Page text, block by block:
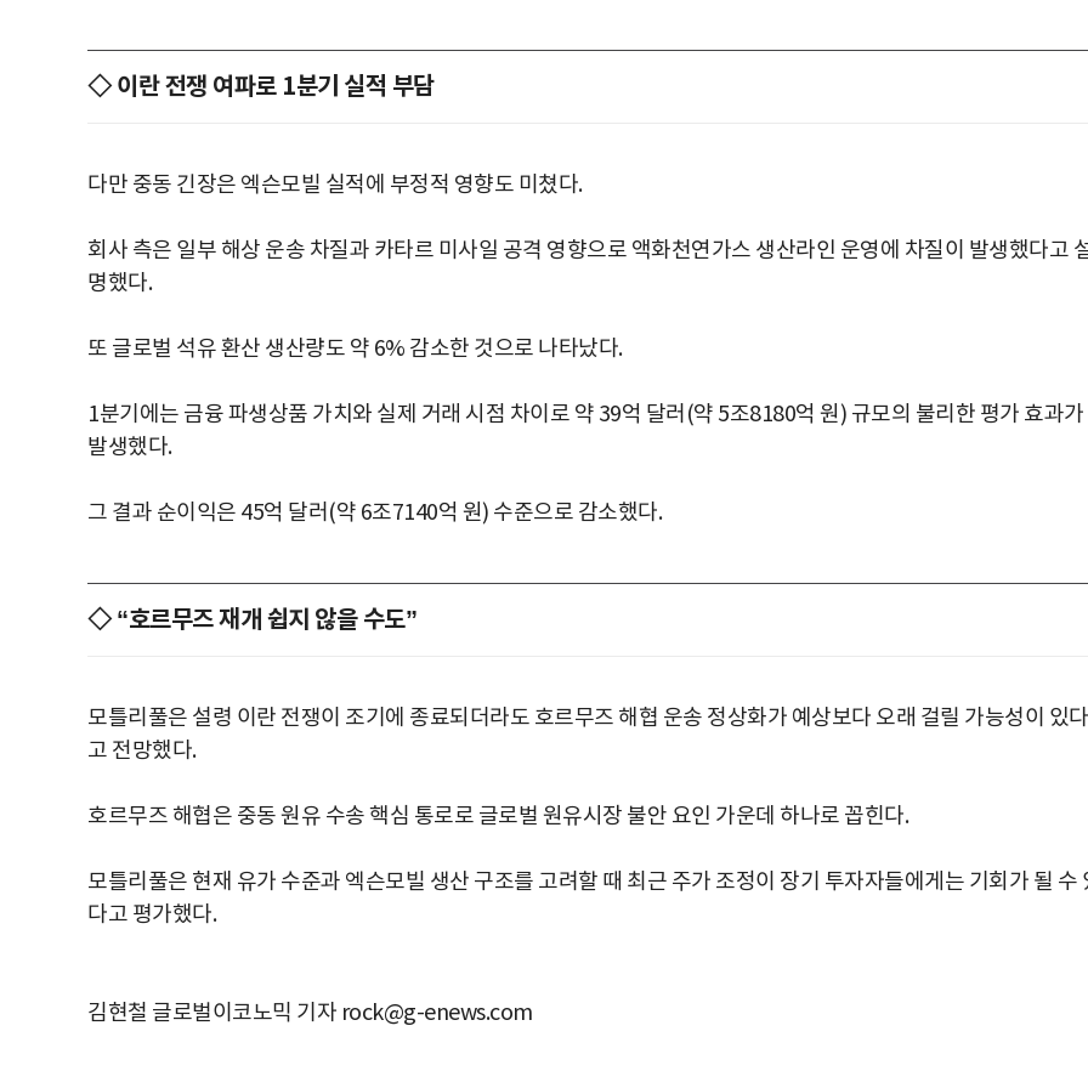
◇ 이란 전쟁 여파로 1분기 실적 부담
다만 중동 긴장은 엑슨모빌 실적에 부정적 영향도 미쳤다.
회사 측은 일부 해상 운송 차질과 카타르 미사일 공격 영향으로 액화천연가스 생산라인 운영에 차질이 발생했다고
명했다.
또 글로벌 석유 환산 생산량도 약 6% 감소한 것으로 나타났다.
1분기에는 금융 파생상품 가치와 실제 거래 시점 차이로 약 39억 달러(약 5조8180억 원) 규모의 불리한 평가 효과가
발생했다.
그 결과 순이익은 45억 달러(약 6조7140억 원) 수준으로 감소했다.
◇ “호르무즈 재개 쉽지 않을 수도”
모틀리풀은 설령 이란 전쟁이 조기에 종료되더라도 호르무즈 해협 운송 정상화가 예상보다 오래 걸릴 가능성이 있다
고 전망했다.
호르무즈 해협은 중동 원유 수송 핵심 통로로 글로벌 원유시장 불안 요인 가운데 하나로 꼽힌다.
모틀리풀은 현재 유가 수준과 엑슨모빌 생산 구조를 고려할 때 최근 주가 조정이 장기 투자자들에게는 기회가 될 수
다고 평가했다.
김현철 글로벌이코노믹 기자 rock@g-enews.com